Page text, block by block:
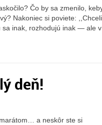
Čo by sa zmenilo,
Nakoniec si poviete: ,,Chceli
sa inak, rozhodujú inak — ale v
deň!
a neskôr ste si